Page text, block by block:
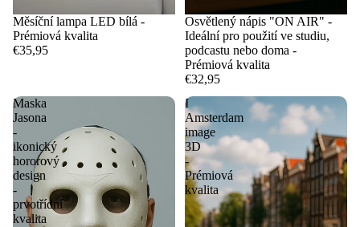
Měsíční lampa LED bílá -
Prémiová kvalita
€35,95
Osvětlený nápis "ON AIR" -
Ideální pro použití ve studiu,
podcastu nebo doma -
Prémiová kvalita
€32,95
Maska
Jasona
-
ikonický
hororový
design
-
prvotřídní
kvalita
I
Amsterdam
image
3D
-
Prémiová
kvalita